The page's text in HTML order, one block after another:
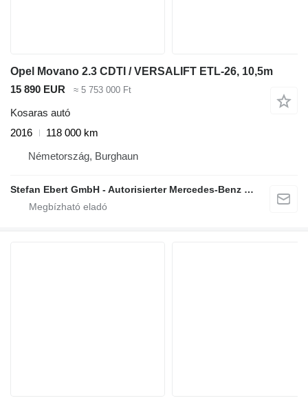
Opel Movano 2.3 CDTI / VERSALIFT ETL-26, 10,5m
15 890 EUR
≈ 5 753 000 Ft
Kosaras autó
2016
118 000 km
Németország, Burghaun
Stefan Ebert GmbH - Autorisierter Mercedes-Benz Servicepartner